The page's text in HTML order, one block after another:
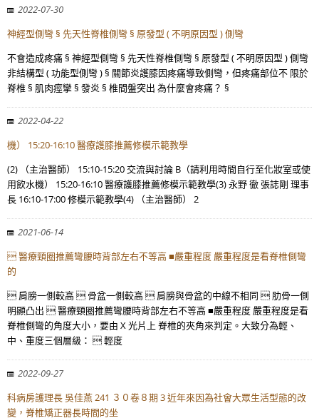
2022-07-30
神經型側彎 § 先天性脊椎側彎 § 原發型 ( 不明原因型 ) 側彎
不會造成疼痛 § 神經型側彎 § 先天性脊椎側彎 § 原發型 ( 不明原因型 ) 側彎
非結構型 ( 功能型側彎 ) § 關節炎護膝因疼痛導致側彎，但疼痛部位不 限於
脊椎 § 肌肉痙攣 § 發炎 § 椎間盤突出 為什麼會疼痛？ §
2022-04-22
機） 15:20-16:10 醫療護膝推薦修模示範教學
(2) （主治醫師） 15:10-15:20 交流與討論 B（請利用時間自行至化妝室或使
用飲水機） 15:20-16:10 醫療護膝推薦修模示範教學(3) 永野 徹 張誌剛 理事
長 16:10-17:00 修模示範教學(4) （主治醫師） 2
2021-06-14
 醫療頸圈推薦彎腰時背部左右不等高 ■嚴重程度 嚴重程度是看脊椎側彎
的
 肩膀一側較高  骨盆一側較高  肩膀與骨盆的中線不相同  肋骨一側
明顯凸出  醫療頸圈推薦彎腰時背部左右不等高 ■嚴重程度 嚴重程度是看
脊椎側彎的角度大小，要由 X 光片上 脊椎的夾角來判定。大致分為輕、
中、重度三個層級：  輕度
2022-09-27
科病房護理長 吳佳燕 241 ３０卷８期 3 近年來因為社會大眾生活型態的改
變，脊椎矯正器長時間的坐